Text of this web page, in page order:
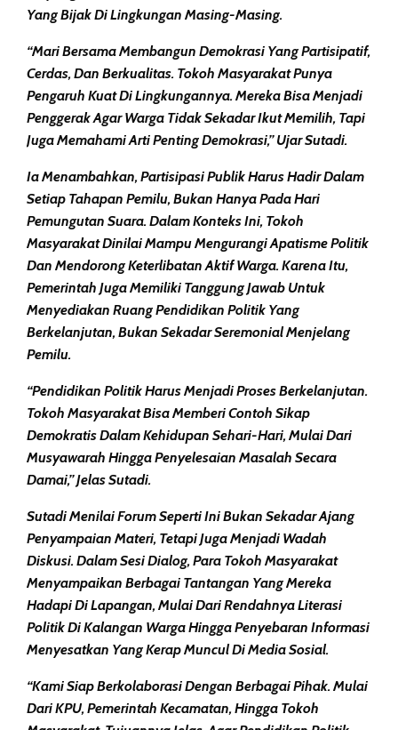
Yang Bijak Di Lingkungan Masing-Masing.
“Mari Bersama Membangun Demokrasi Yang Partisipatif,
Cerdas, Dan Berkualitas. Tokoh Masyarakat Punya
Pengaruh Kuat Di Lingkungannya. Mereka Bisa Menjadi
Penggerak Agar Warga Tidak Sekadar Ikut Memilih, Tapi
Juga Memahami Arti Penting Demokrasi,” Ujar Sutadi.
Ia Menambahkan, Partisipasi Publik Harus Hadir Dalam
Setiap Tahapan Pemilu, Bukan Hanya Pada Hari
Pemungutan Suara. Dalam Konteks Ini, Tokoh
Masyarakat Dinilai Mampu Mengurangi Apatisme Politik
Dan Mendorong Keterlibatan Aktif Warga. Karena Itu,
Pemerintah Juga Memiliki Tanggung Jawab Untuk
Menyediakan Ruang Pendidikan Politik Yang
Berkelanjutan, Bukan Sekadar Seremonial Menjelang
Pemilu.
“Pendidikan Politik Harus Menjadi Proses Berkelanjutan.
Tokoh Masyarakat Bisa Memberi Contoh Sikap
Demokratis Dalam Kehidupan Sehari-Hari, Mulai Dari
Musyawarah Hingga Penyelesaian Masalah Secara
Damai,” Jelas Sutadi.
Sutadi Menilai Forum Seperti Ini Bukan Sekadar Ajang
Penyampaian Materi, Tetapi Juga Menjadi Wadah
Diskusi. Dalam Sesi Dialog, Para Tokoh Masyarakat
Menyampaikan Berbagai Tantangan Yang Mereka
Hadapi Di Lapangan, Mulai Dari Rendahnya Literasi
Politik Di Kalangan Warga Hingga Penyebaran Informasi
Menyesatkan Yang Kerap Muncul Di Media Sosial.
“Kami Siap Berkolaborasi Dengan Berbagai Pihak. Mulai
Dari KPU, Pemerintah Kecamatan, Hingga Tokoh